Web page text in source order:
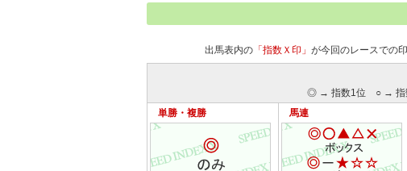
出馬表内の「指数Ｘ印」 が今回のレースでの印
◎ → 指数1位 ○ →
単勝・複勝
馬連